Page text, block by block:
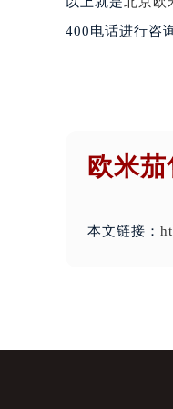
400电话进行咨
欧米
本文链接：